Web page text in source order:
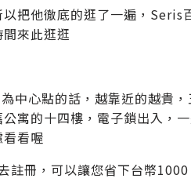
把他徹底的逛了一遍，Seris
來此逛逛
中心點的話，越靠近的越貴
寓的十四樓，電子鎖出入，
看喔
冊，可以讓您省下台幣1000